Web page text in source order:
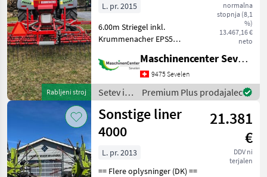
Rabljeni stroj
normalna
stopnja (8,1
%)
13.467,16 €
neto
L. pr. 2015
6.00m Striegel inkl.
Krummenacher EPS5
Striegel Einsatzbereit Setev
in nega Česala
Maschinencenter Sevelen AG
9475 Sevelen
Setev in
nega /
Sonstige
Premium Plus prodajalec
Sonstige liner
4000
21.381
€
DDV ni
terjalen
L. pr. 2013
== Flere oplysninger (DK) ==